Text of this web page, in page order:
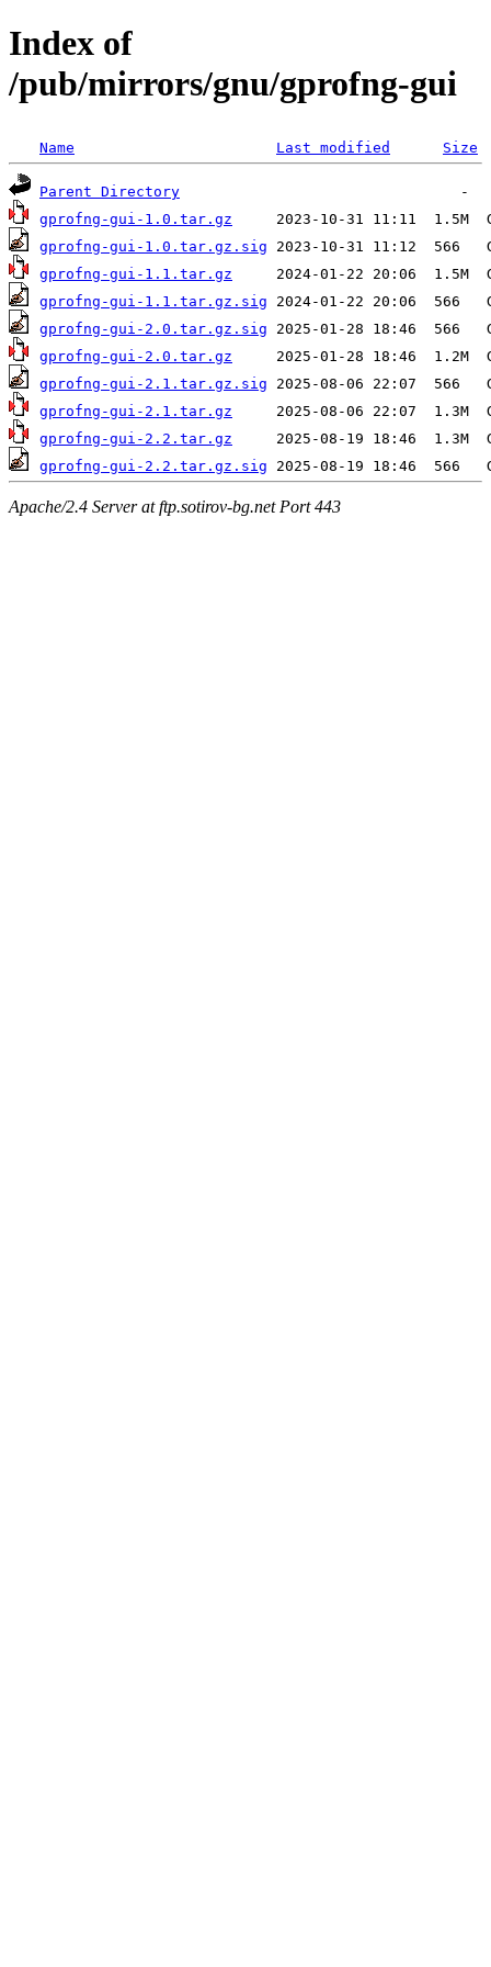
Index of
/pub/mirrors/gnu/gprofng-gui
Name Last modified Size
Parent Directory
gprofng-gui-1.0.tar.gz
gprofng-gui-1.0.tar.gz.sig
gprofng-gui-1.1.tar.gz
gprofng-gui-1.1.tar.gz.sig
gprofng-gui-2.0.tar.gz.sig
gprofng-gui-2.0.tar.gz
gprofng-gui-2.1.tar.gz.sig
gprofng-gui-2.1.tar.gz
gprofng-gui-2.2.tar.gz
gprofng-gui-2.2.tar.gz.sig
Apache/2.4 Server at ftp.sotirov-bg.net Port 443